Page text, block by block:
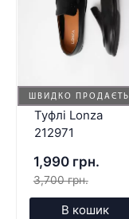
ШВИДКО
Туфлі Lonza
212971
1,990 грн.
3,700 грн.
В кошик